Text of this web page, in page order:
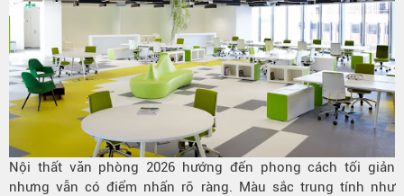
Nội thất văn phòng 2026 hướng đến phong cách tối giản
nhưng vẫn có điểm nhấn rõ ràng. Màu sắc trung tính như